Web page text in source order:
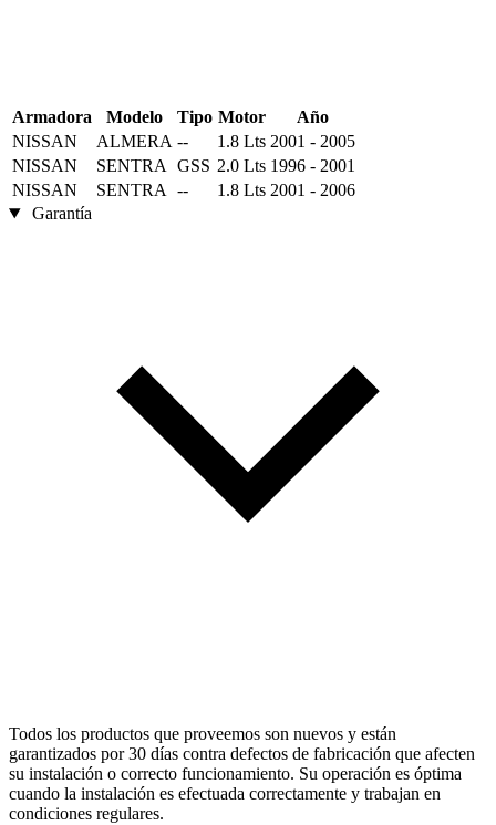
Armadora Modelo Tipo Motor
Año
NISSAN
ALMERA -- 1.8 Lts 2001 - 2005
NISSAN
SENTRA GSS 2.0 Lts 1996 - 2001
NISSAN
SENTRA -- 1.8 Lts 2001 - 2006
Garantía
Todos los productos que proveemos son nuevos y están
garantizados por 30 días contra defectos de fabricación que afecten
su instalación o correcto funcionamiento. Su operación es óptima
cuando la instalación es efectuada correctamente y trabajan en
condiciones regulares.